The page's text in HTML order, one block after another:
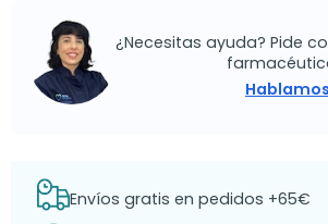
¿Necesitas ayuda? Pide
Hablamos
Envíos gratis en pedidos +65€